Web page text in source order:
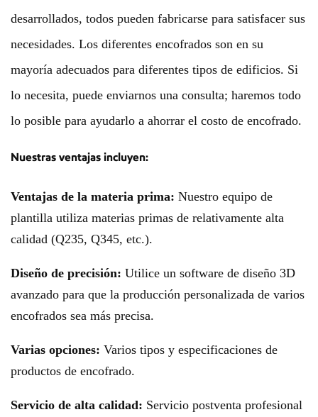
desarrollados, todos pueden fabricarse para satisfacer sus
necesidades. Los diferentes encofrados son en su
mayoría adecuados para diferentes tipos de edificios. Si
lo necesita, puede enviarnos una consulta; haremos todo
lo posible para ayudarlo a ahorrar el costo de encofrado.
Nuestras ventajas incluyen:
Ventajas de la materia prima: Nuestro equipo de
plantilla utiliza materias primas de relativamente alta
calidad (Q235, Q345, etc.).
Diseño de precisión: Utilice un software de diseño 3D
avanzado para que la producción personalizada de varios
encofrados sea más precisa.
Varias opciones: Varios tipos y especificaciones de
productos de encofrado.
Servicio de alta calidad: Servicio postventa profesional